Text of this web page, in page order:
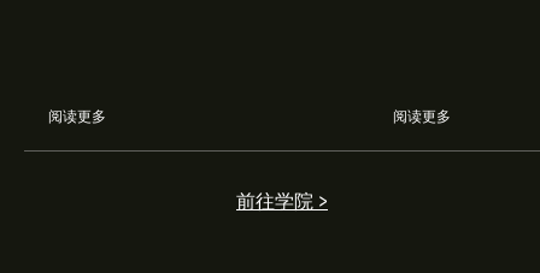
阅读更多 阅读更多
前往学院 >